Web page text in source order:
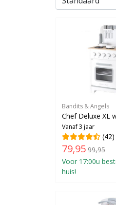
Bandits & Angels
Chef Deluxe XL
Vanaf 3 jaar
(42)
79,95 99,95
Voor 17:00u
huis!